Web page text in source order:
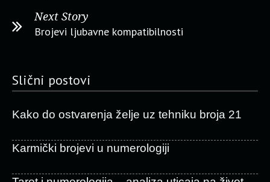
Next Story
Brojevi ljubavne kompatibilnosti
Slični postovi
Kako do ostvarenja želje uz tehniku broja 21
Karmički brojevi u numerologiji